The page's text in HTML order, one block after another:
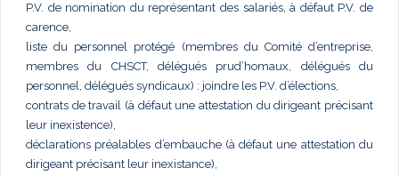
P.V. de nomination du représentant des salariés, à défaut P.V. de
carence,
liste du personnel protégé (membres du Comité d’entreprise,
membres du CHSCT, délégués prud’homaux, délégués du
personnel, délégués syndicaux) : joindre les P.V. d’élections,
contrats de travail (à défaut une attestation du dirigeant précisant
leur inexistence),
déclarations préalables d’embauche (à défaut une attestation du
dirigeant précisant leur inexistance),